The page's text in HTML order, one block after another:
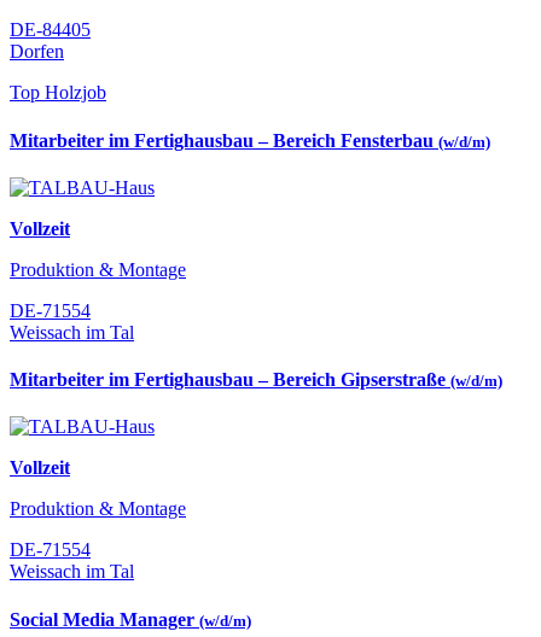
DE-84405
Dorfen
Top Holzjob
Mitarbeiter im Fertighausbau – Bereich Fensterbau (w/d/m)
Vollzeit
Produktion & Montage
DE-71554
Weissach im Tal
Mitarbeiter im Fertighausbau – Bereich Gipserstraße (w/d/m)
Vollzeit
Produktion & Montage
DE-71554
Weissach im Tal
Social Media Manager (w/d/m)